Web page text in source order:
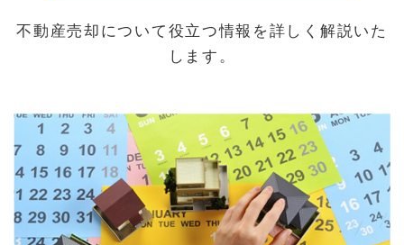
不動産売却について役立つ情報を詳しく解説いた
します。